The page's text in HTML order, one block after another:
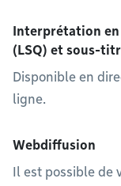
Interprétation en
(LSQ) et sous-
Disponible en
ligne.
Webdiffusion
Il est possible de